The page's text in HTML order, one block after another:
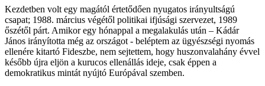
Kezdetben volt egy magától értetődően nyugatos irányultságú
csapat; 1988. március végétől politikai ifjúsági szervezet, 1989
őszétől párt. Amikor egy hónappal a megalakulás után – Kádár
János irányította még az országot - beléptem az ügyészségi nyomás
ellenére kitartó Fideszbe, nem sejtettem, hogy huszonvalahány évvel
később újra eljön a kurucos ellenállás ideje, csak éppen a
demokratikus mintát nyújtó Európával szemben.